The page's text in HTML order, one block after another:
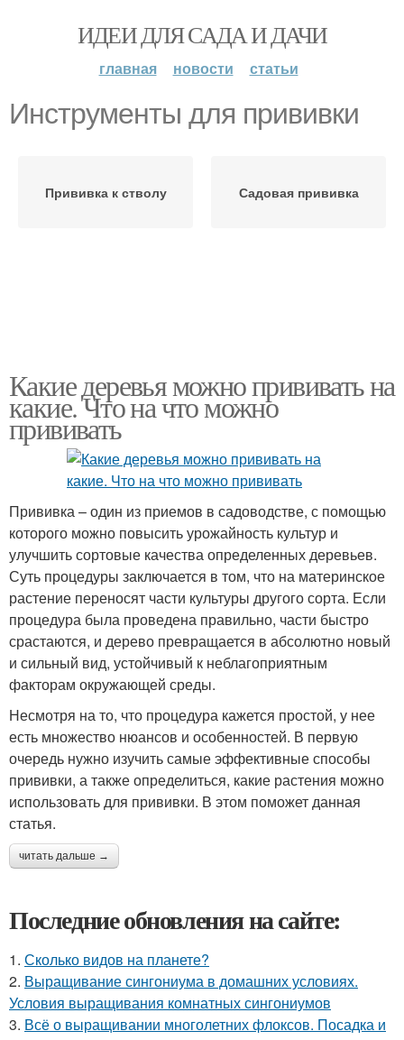
ИДЕИ ДЛЯ САДА И ДАЧИ
главная новости статьи
Инструменты для прививки
Прививка к стволу Садовая прививка
Какие деревья можно прививать на
какие. Что на что можно
прививать
Прививка – один из приемов в садоводстве, с помощью
которого можно повысить урожайность культур и
улучшить сортовые качества определенных деревьев.
Суть процедуры заключается в том, что на материнское
растение переносят части культуры другого сорта. Если
процедура была проведена правильно, части быстро
срастаются, и дерево превращается в абсолютно новый
и сильный вид, устойчивый к неблагоприятным
факторам окружающей среды.
Несмотря на то, что процедура кажется простой, у нее
есть множество нюансов и особенностей. В первую
очередь нужно изучить самые эффективные способы
прививки, а также определиться, какие растения можно
использовать для прививки. В этом поможет данная
статья.
читать дальше →
Последние обновления на сайте:
1. Сколько видов на планете?
2. Выращивание сингониума в домашних условиях.
Условия выращивания комнатных сингониумов
3. Всё о выращивании многолетних флоксов. Посадка и